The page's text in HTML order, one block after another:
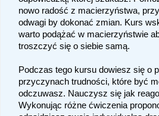
nowo radość z macierzyństwa,
odwagi by dokonać zmian. Kurs
warto podążać w macierzyństwie
troszczyć się o siebie samą.
Podczas tego kursu dowiesz się o
przyczynach trudności, które być
odczuwasz. Nauczysz się jak
Wykonując różne ćwiczenia